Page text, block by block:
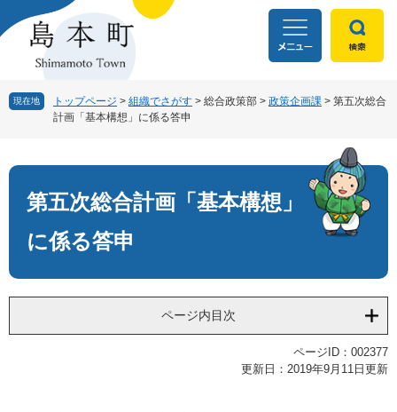
ー
ニ
本
現在地 トップページ > 組織でさがす > 総合政策部 > 政策企画課 > 第五次総合
計画「基本構想」に係る答申
文
第五次総合計画「基本構想」
に係る答申
ページ内目次
ページID：002377
更新日：2019年9月11日更新